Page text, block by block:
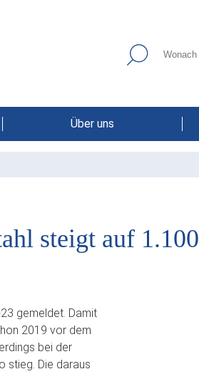
Über uns
steigt auf 1.100
gemeldet. Damit
2019 vor dem
bei der
stieg. Die daraus